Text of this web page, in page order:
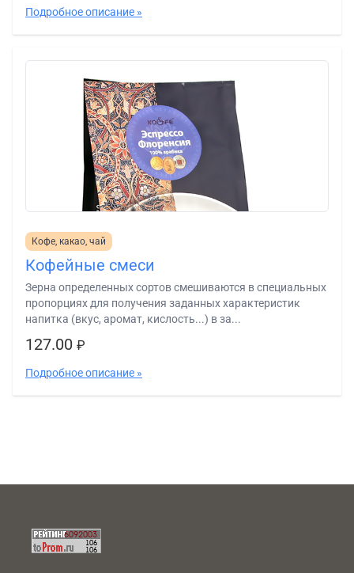
Подробное описание »
Кофе, какао, чай
Кофейные смеси
Зерна определенных сортов смешиваются в специальных
пропорциях для получения заданных характеристик
напитка (вкус, аромат, кислость...) в за...
127.00 ₽
Подробное описание »